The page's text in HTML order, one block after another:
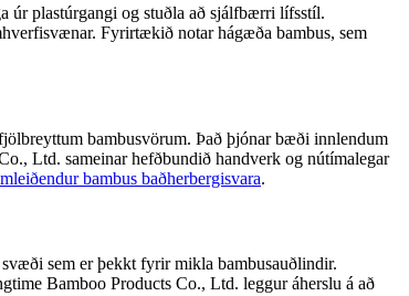
úr plastúrgangi og stuðla að sjálfbærri lífsstíl.
Fyrirtækið notar hágæða bambus, sem
bambusvörum. Það þjónar bæði innlendum
Ltd. sameinar hefðbundið handverk og nútímalegar
bambus baðherbergisvara.
sem er þekkt fyrir mikla bambusauðlindir.
Bamboo Products Co., Ltd. leggur áherslu á að